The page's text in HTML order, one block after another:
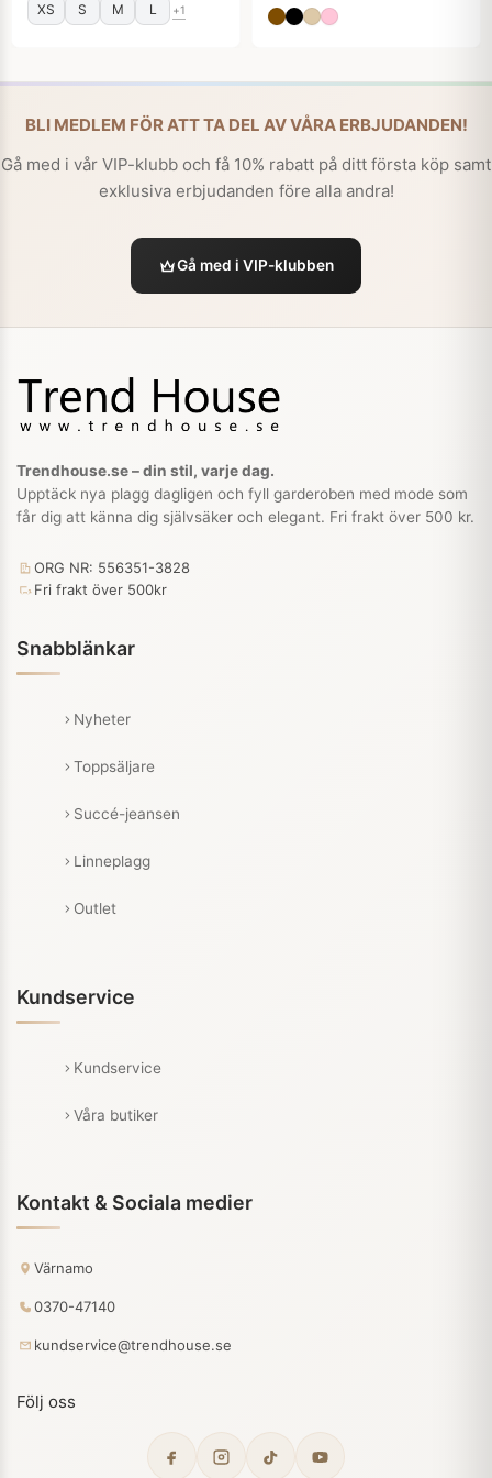
XS S M L +1
BLI MEDLEM FÖR ATT TA DEL AV VÅRA ERBJUDANDEN!
Gå med i vår VIP-klubb och få 10% rabatt på ditt första köp samt
exklusiva erbjudanden före alla andra!
Gå med i VIP-klubben
Trendhouse.se – din stil, varje dag.
Upptäck nya plagg dagligen och fyll garderoben med mode som
får dig att känna dig självsäker och elegant. Fri frakt över 500 kr.
ORG NR: 556351-3828
Fri frakt över 500kr
Snabblänkar
Nyheter
Toppsäljare
Succé-jeansen
Linneplagg
Outlet
Kundservice
Kundservice
Våra butiker
Kontakt & Sociala medier
Värnamo
0370-47140
kundservice@trendhouse.se
Följ oss